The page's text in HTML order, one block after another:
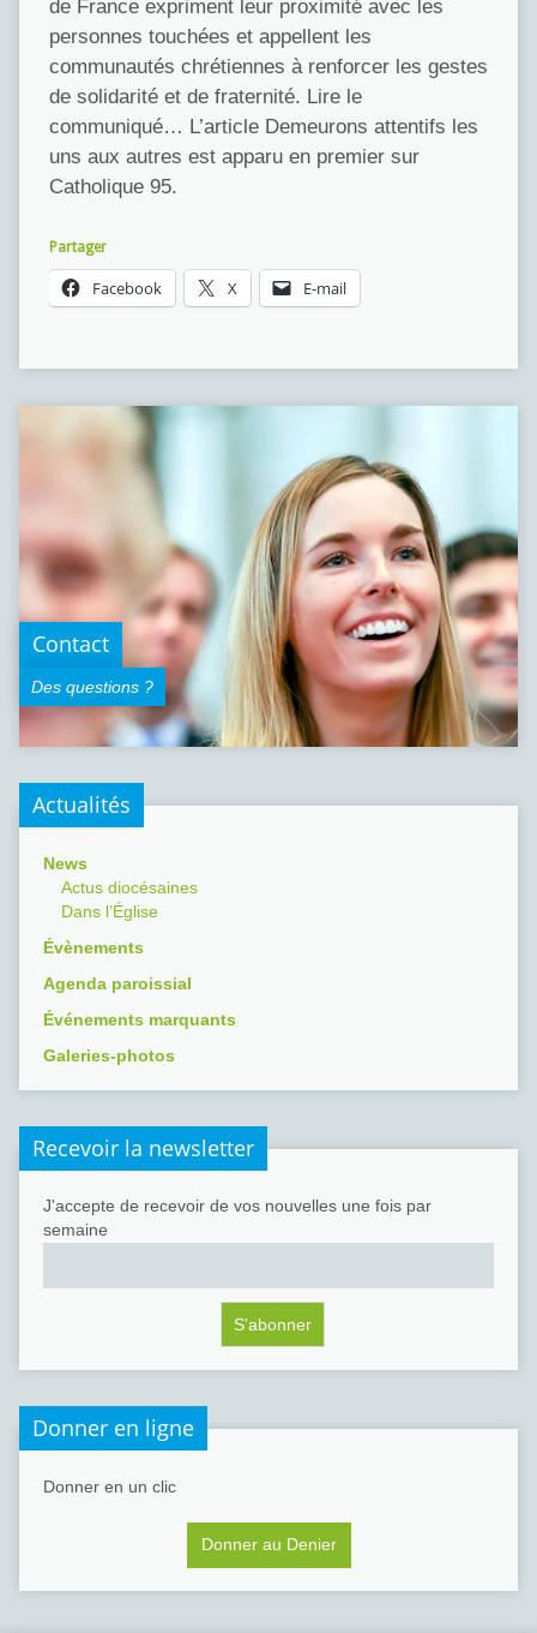
de France expriment leur proximité avec les
personnes touchées et appellent les
communautés chrétiennes à renforcer les gestes
de solidarité et de fraternité. Lire le
communiqué… L’article Demeurons attentifs les
uns aux autres est apparu en premier sur
Catholique 95.
Partager
Facebook X E-mail
Contact
Des questions ?
Actualités
News
Actus diocésaines
Dans l’Église
Évènements
Agenda paroissial
Événements marquants
Galeries-photos
Recevoir la newsletter
J'accepte de recevoir de vos nouvelles une fois par
semaine
Donner en ligne
Donner en un clic
Donner au Denier